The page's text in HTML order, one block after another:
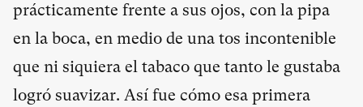
prácticamente frente a sus ojos, con la pipa
en la boca, en medio de una tos incontenible
que ni siquiera el tabaco que tanto le gustaba
logró suavizar. Así fue cómo esa primera